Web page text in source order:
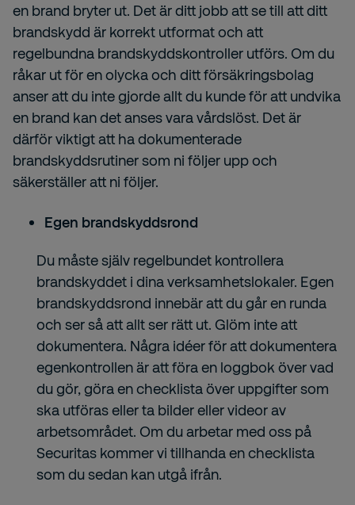
en brand bryter ut. Det är ditt jobb att se till att ditt
brandskydd är korrekt utformat och att
regelbundna brandskyddskontroller utförs. Om du
råkar ut för en olycka och ditt försäkringsbolag
anser att du inte gjorde allt du kunde för att undvika
en brand kan det anses vara vårdslöst. Det är
därför viktigt att ha dokumenterade
brandskyddsrutiner som ni följer upp och
säkerställer att ni följer.
Egen brandskyddsrond
Du måste själv regelbundet kontrollera
brandskyddet i dina verksamhetslokaler. Egen
brandskyddsrond innebär att du går en runda
och ser så att allt ser rätt ut. Glöm inte att
dokumentera. Några idéer för att dokumentera
egenkontrollen är att föra en loggbok över vad
du gör, göra en checklista över uppgifter som
ska utföras eller ta bilder eller videor av
arbetsområdet. Om du arbetar med oss på
Securitas kommer vi tillhanda en checklista
som du sedan kan utgå ifrån.